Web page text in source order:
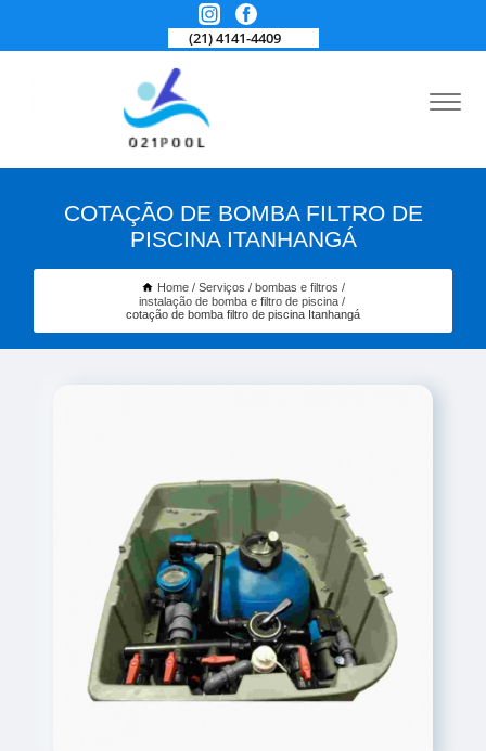
(21) 4141-4409
COTAÇÃO DE BOMBA FILTRO DE
PISCINA ITANHANGÁ
Home Serviços
bombas e filtros
instalação de bomba e filtro de piscina
cotação de bomba filtro de piscina Itanhangá